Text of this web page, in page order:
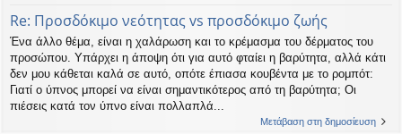
Re: Προσδόκιμο νεότητας vs προσδόκιμο ζωής
Ένα άλλο θέμα, είναι η χαλάρωση και το κρέμασμα του δέρματος του
προσώπου. Υπάρχει η άποψη ότι για αυτό φταίει η βαρύτητα, αλλά κάτι
δεν μου κάθεται καλά σε αυτό, οπότε έπιασα κουβέντα με το ρομπότ:
Γιατί ο ύπνος μπορεί να είναι σημαντικότερος από τη βαρύτητα; Οι
πιέσεις κατά τον ύπνο είναι πολλαπλά...
Μετάβαση στη δημοσίευση